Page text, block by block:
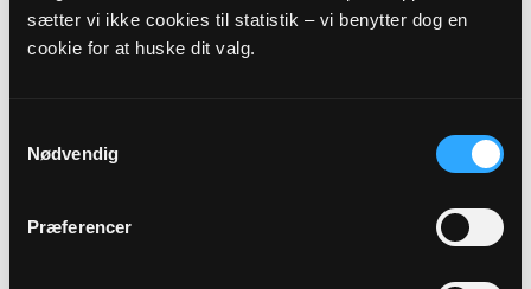
sætter vi ikke cookies til statistik – vi benytter dog en
cookie for at huske dit valg.
Nødvendig
Præferencer
16